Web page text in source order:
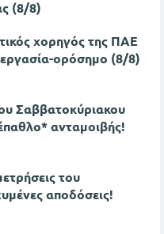
(8/8)
χορηγός της ΠΑΕ
ορόσημο (8/8)
Σαββατοκύριακου
ανταμοιβής!
του
αποδόσεις!